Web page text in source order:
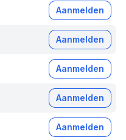
Aanmelden
Aanmelden
Aanmelden
Aanmelden
Aanmelden